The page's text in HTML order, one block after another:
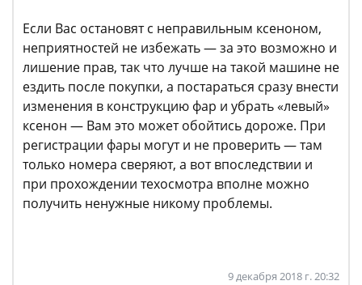
Если Вас остановят с неправильным ксеноном,
неприятностей не избежать — за это возможно и
лишение прав, так что лучше на такой машине не
ездить после покупки, а постараться сразу внести
изменения в конструкцию фар и убрать «левый»
ксенон — Вам это может обойтись дороже. При
регистрации фары могут и не проверить — там
только номера сверяют, а вот впоследствии и
при прохождении техосмотра вполне можно
получить ненужные никому проблемы.
9 декабря 2018 г. 20:32